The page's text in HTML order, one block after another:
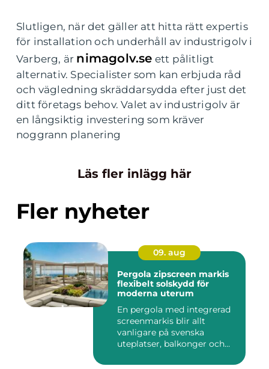
Slutligen, när det gäller att hitta rätt expertis
för installation och underhåll av industrigolv i
Varberg, är nimagolv.se ett pålitligt
alternativ. Specialister som kan erbjuda råd
och vägledning skräddarsydda efter just det
ditt företags behov. Valet av industrigolv är
en långsiktig investering som kräver
noggrann planering
Läs fler inlägg här
Fler nyheter
09. aug
Pergola zipscreen markis
flexibelt solskydd för
moderna uterum
En pergola med integrerad
screenmarkis blir allt
vanligare på svenska
uteplatser, balkonger och